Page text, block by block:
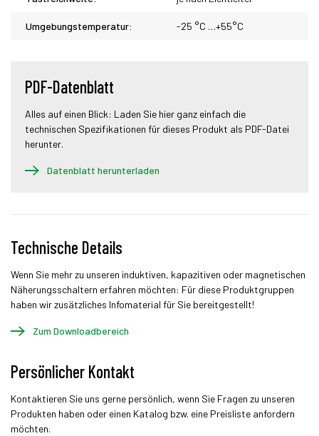
Umgebungstemperatur: -25 °C …+55°C
PDF-Datenblatt
Alles auf einen Blick: Laden Sie hier ganz einfach die
technischen Spezifikationen für dieses Produkt als PDF-Datei
herunter.
Datenblatt herunterladen
Technische Details
Wenn Sie mehr zu unseren induktiven, kapazitiven oder magnetischen
Näherungsschaltern erfahren möchten: Für diese Produktgruppen
haben wir zusätzliches Infomaterial für Sie bereitgestellt!
Zum Downloadbereich
Persönlicher Kontakt
Kontaktieren Sie uns gerne persönlich, wenn Sie Fragen zu unseren
Produkten haben oder einen Katalog bzw. eine Preisliste anfordern
möchten.